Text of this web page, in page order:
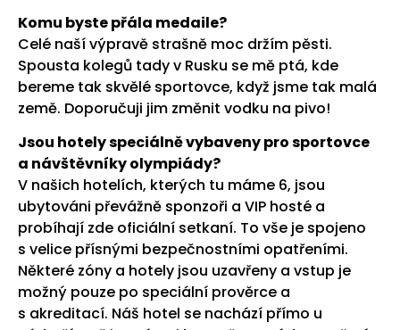
Komu byste přála medaile?
Celé naší výpravě strašně moc držím pěsti.
Spousta kolegů tady v Rusku se mě ptá, kde
bereme tak skvělé sportovce, když jsme tak malá
země. Doporučuji jim změnit vodku na pivo!
Jsou hotely speciálně vybaveny pro sportovce
a návštěvníky olympiády?
V našich hotelích, kterých tu máme 6, jsou
ubytováni převážně sponzoři a VIP hosté a
probíhají zde oficiální setkaní. To vše je spojeno
s velice přísnými bezpečnostními opatřeními.
Některé zóny a hotely jsou uzavřeny a vstup je
možný pouze po speciální prověrce a
s akreditací. Náš hotel se nachází přímo u